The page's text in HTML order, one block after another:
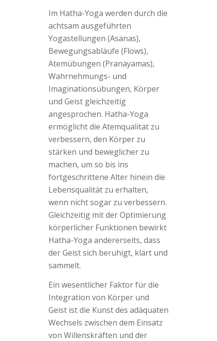
Im Hatha-Yoga werden durch die
achtsam ausgeführten
Yogastellungen (Asanas),
Bewegungsabläufe (Flows),
Atemübungen (Pranayamas),
Wahrnehmungs- und
Imaginationsübungen, Körper
und Geist gleichzeitig
angesprochen. Hatha-Yoga
ermöglicht die Atemqualität zu
verbessern, den Körper zu
stärken und beweglicher zu
machen, um so bis ins
fortgeschrittene Alter hinein die
Lebensqualität zu erhalten,
wenn nicht sogar zu verbessern.
Gleichzeitig mit der Optimierung
körperlicher Funktionen bewirkt
Hatha-Yoga andererseits, dass
der Geist sich beruhigt, klärt und
sammelt.
Ein wesentlicher Faktor für die
Integration von Körper und
Geist ist die Kunst des adäquaten
Wechsels zwischen dem Einsatz
von Willenskräften und der